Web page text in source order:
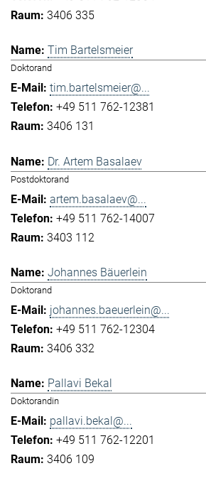
3406 335
Tim Bartelsmeier
Doktorand
tim.bartelsmeier@...
+49 511 762-12381
3406 131
Dr. Artem Basalaev
Postdoktorand
artem.basalaev@...
+49 511 762-14007
3403 112
Johannes Bäuerlein
Doktorand
johannes.baeuerlein@...
+49 511 762-12304
3406 332
Pallavi Bekal
Doktorandin
pallavi.bekal@...
+49 511 762-12201
3406 109